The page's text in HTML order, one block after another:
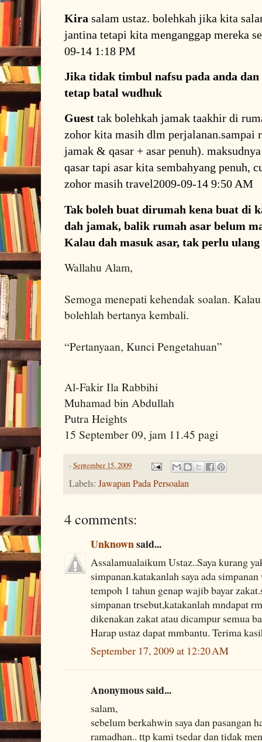
Kira salam ustaz. bolehkah jika kita
jantina tetapi kita menganggap mereka
09-14 1:18 PM
Jika tidak timbul nafsu pada anda
tetap batal wudhuk
Guest tak bolehkah jamak taakhir di
zohor kita masih dlm perjalanan.sampai
jamak & qasar + asar penuh).
qasar tapi asar kita sembahyang penuh,
zohor masih travel2009-09-14 9:50 AM
Tak boleh buat dirumah kena buat di
dah jamak, balik rumah asar belum
Kalau dah masuk asar, tak perlu ulang
Wallahu Alam,
Semoga menepati kehendak soalan.
bolehlah bertanya kembali.
“Pertanyaan, Kunci Pengetahuan”
Al-Fakir Ila Rabbihi
Muhamad bin Abdullah
Putra Heights
15 September 09, jam 11.45 pagi
-September 15, 2009
Labels: Jawapan Pada Persoalan
4 comments:
Unknownsaid...
Assalamualaikum Ustaz..Saya kurang
simpanan.katakanlah saya ada
tempoh 1 tahun genap wajib bayar
simpanan trsebut,katakanlah mndapat
dikenakan zakat atau dicampur semua
Harap ustaz dapat mmbantu. Terima
September 17, 2009 at 12:20 AM
Anonymous said...
salam,
sebelum berkahwin saya dan pasangan
ramadhan.. ttp kami tsedar dan tidak